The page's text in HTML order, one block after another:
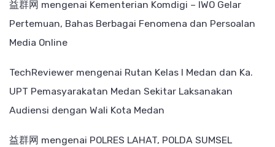
益群网 mengenai Kementerian Komdigi – IWO Gelar
Pertemuan, Bahas Berbagai Fenomena dan Persoalan
Media Online
TechReviewer mengenai Rutan Kelas I Medan dan Ka.
UPT Pemasyarakatan Medan Sekitar Laksanakan
Audiensi dengan Wali Kota Medan
益群网 mengenai POLRES LAHAT, POLDA SUMSEL